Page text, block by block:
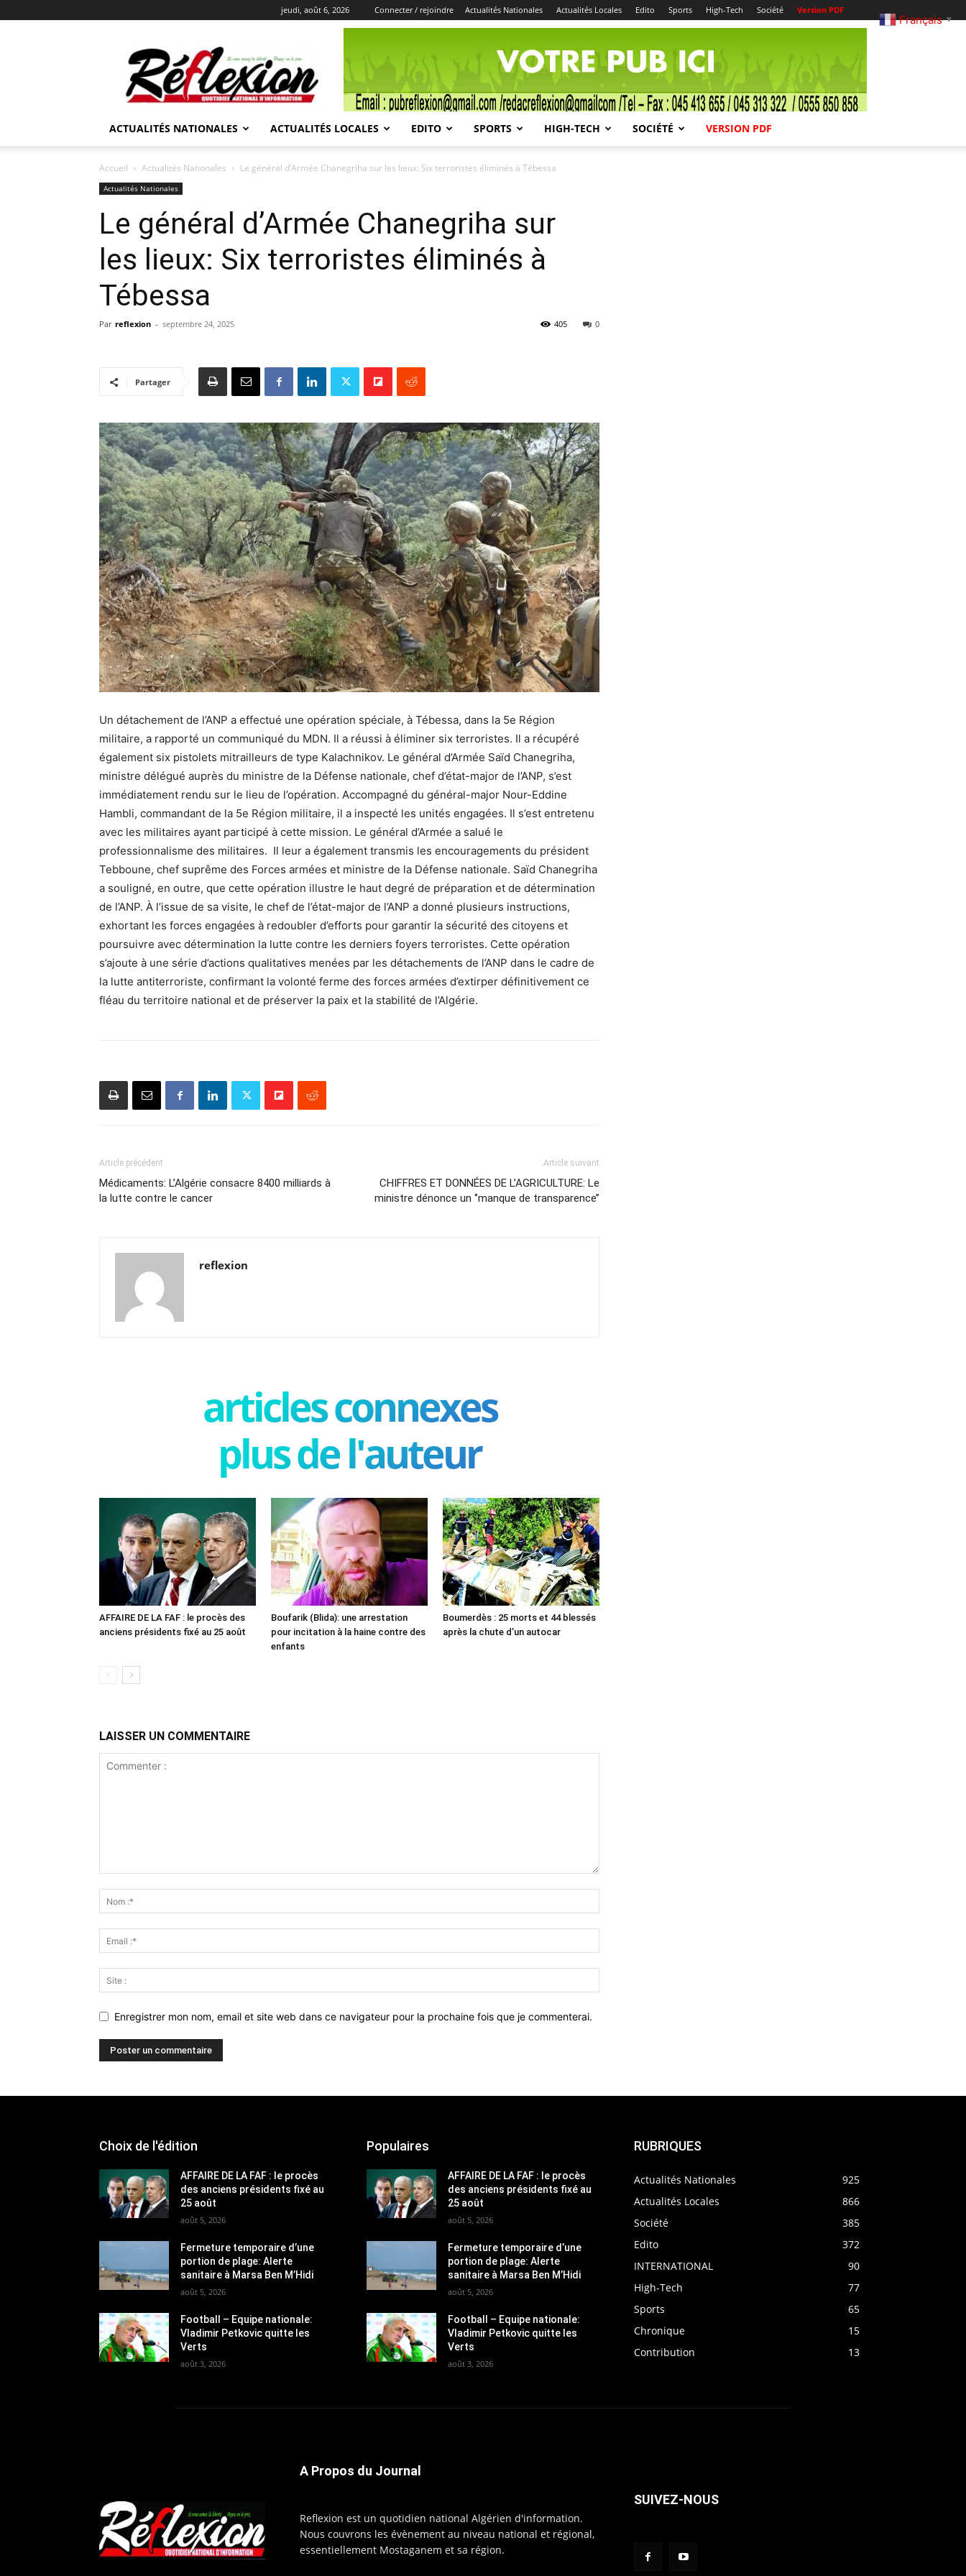
jeudi, août 6, 2026 Connecter / rejoindre Actualités Nationales Actualités Locales Edito Sports High-Tech Société Version PDF
REFLEXION
ACTUALITÉS NATIONALES ACTUALITÉS LOCALES EDITO SPORTS HIGH-TECH SOCIÉTÉ VERSION PDF
Accueil Actualités Nationales Le général d’Armée Chanegriha sur les lieux: Six terroristes éliminés à Tébessa
Actualités Nationales
Le général d’Armée Chanegriha sur
les lieux: Six terroristes éliminés à
Tébessa
Par reflexion - septembre 24, 2025 0
405
Partager
Un détachement de l’ANP a effectué une opération spéciale, à Tébessa, dans la 5e Région
militaire, a rapporté un communiqué du MDN. Il a réussi à éliminer six terroristes. Il a récupéré
également six pistolets mitrailleurs de type Kalachnikov. Le général d’Armée Saïd Chanegriha,
ministre délégué auprès du ministre de la Défense nationale, chef d’état-major de l’ANP, s’est
immédiatement rendu sur le lieu de l’opération. Accompagné du général-major Nour-Eddine
Hambli, commandant de la 5e Région militaire, il a inspecté les unités engagées. Il s’est entretenu
avec les militaires ayant participé à cette mission. Le général d’Armée a salué le
professionnalisme des militaires. Il leur a également transmis les encouragements du président
Tebboune, chef suprême des Forces armées et ministre de la Défense nationale. Saïd Chanegriha
a souligné, en outre, que cette opération illustre le haut degré de préparation et de détermination
de l’ANP. À l’issue de sa visite, le chef de l’état-major de l’ANP a donné plusieurs instructions,
exhortant les forces engagées à redoubler d’efforts pour garantir la sécurité des citoyens et
poursuivre avec détermination la lutte contre les derniers foyers terroristes. Cette opération
s’ajoute à une série d’actions qualitatives menées par les détachements de l’ANP dans le cadre de
la lutte antiterroriste, confirmant la volonté ferme des forces armées d’extirper définitivement ce
fléau du territoire national et de préserver la paix et la stabilité de l’Algérie.
Article précédent
Médicaments: L’Algérie consacre 8400 milliards à
la lutte contre le cancer
Article suivant
CHIFFRES ET DONNÉES DE L’AGRICULTURE: Le
ministre dénonce un ‘’manque de transparence’’
reflexion
articles connexes
plus de l'auteur
AFFAIRE DE LA FAF : le procès des
anciens présidents fixé au 25 août
Boufarik (Blida): une arrestation
pour incitation à la haine contre des
enfants
Boumerdès : 25 morts et 44 blessés
après la chute d’un autocar
LAISSER UN COMMENTAIRE
Enregistrer mon nom, email et site web dans ce navigateur pour la prochaine fois que je commenterai.
Choix de l'édition
AFFAIRE DE LA FAF : le procès
des anciens présidents fixé au
25 août
août 5, 2026
Fermeture temporaire d’une
portion de plage: Alerte
sanitaire à Marsa Ben M’Hidi
août 5, 2026
Football – Equipe nationale:
Vladimir Petkovic quitte les
Verts
août 3, 2026
Populaires
AFFAIRE DE LA FAF : le procès
des anciens présidents fixé au
25 août
août 5, 2026
Fermeture temporaire d’une
portion de plage: Alerte
sanitaire à Marsa Ben M’Hidi
août 5, 2026
Football – Equipe nationale:
Vladimir Petkovic quitte les
Verts
août 3, 2026
RUBRIQUES
Actualités Nationales
925
Actualités Locales
866
Société
385
Edito
372
INTERNATIONAL
90
High-Tech
77
Sports
65
Chronique
15
Contribution
13
A Propos du Journal
Reflexion est un quotidien national Algérien d'information.
Nous couvrons les évènement au niveau national et régional,
essentiellement Mostaganem et sa région.
SUIVEZ-NOUS
Français ▼